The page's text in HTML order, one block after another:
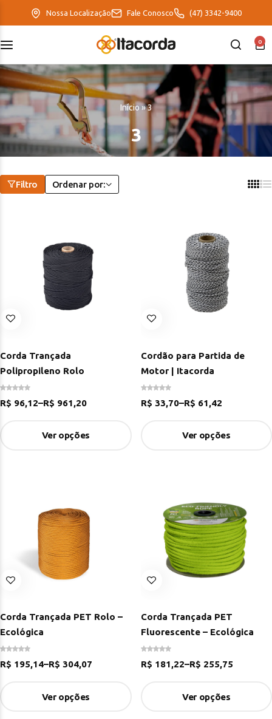
Nossa Localização Fale Conosco (47) 3342-9400
0
Início »3
3
Filtro Ordenar por:
Corda Trançada
Polipropileno Rolo
R$ 96,12–R$ 961,20
Ver opções
Cordão para Partida de
Motor | Itacorda
R$ 33,70–R$ 61,42
Ver opções
Corda Trançada PET Rolo –
Ecológica
R$ 195,14–R$ 304,07
Ver opções
Corda Trançada PET
Fluorescente – Ecológica
R$ 181,22–R$ 255,75
Ver opções
EcoFriendly
ItaMaxx